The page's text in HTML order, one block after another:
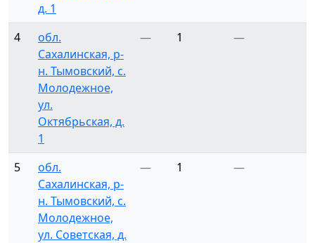
д. 1
4
обл.
Сахалинская, р-
н. Тымовский, с.
Молодежное,
ул.
Октябрьская, д.
1
— 1 —
5
обл.
Сахалинская, р-
н. Тымовский, с.
Молодежное,
ул. Советская, д.
— 1 —